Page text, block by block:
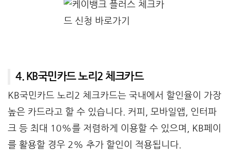
4. KB국민카드 노리2 체크카드
KB국민카드 노리2 체크카드는 국내에서 할인율이 가장
높은 카드라고 할 수 있습니다. 커피, 모바일앱, 인터파
크 등 최대 10%를 저렴하게 이용할 수 있으며, KB페이
를 활용할 경우 2% 추가 할인이 적용됩니다.